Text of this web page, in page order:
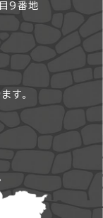
9番地
す。